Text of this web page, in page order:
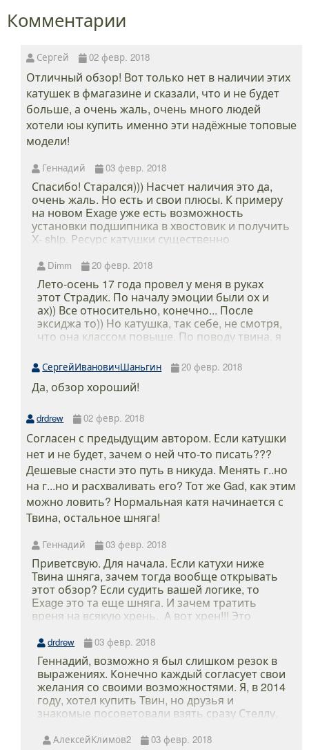
Комментарии
Сергей 02 февр. 2018
Отличный обзор! Вот только нет в наличии этих
катушек в фмагазине и сказали, что и не будет
больше, а очень жаль, очень много людей
хотели юы купить именно эти надёжные топовые
модели!
Геннадий 03 февр. 2018
Спасибо! Старался))) Насчет наличия это да,
очень жаль. Но есть и свои плюсы. К примеру
на новом Exage уже есть возможность
установки подшипника в хвостовик и получить
X- ship. Ресурс катушки существенно
убедился. Хоть и гонял катуху особо не
перегружая, тем не менее из- за износа ротор
начал сильнее люфтить. Сейчас думаю о
новом агрегате, очень охото взять что- то
классом выше например Stradic. Хотя и эта
катуха хрень, так говорят некоторые люди и
все, что ниже твина, это все фигня)))
Dimm 20 февр. 2018
Лето-осень 17 года провел у меня в руках
этот Страдик. По началу эмоции были ох и
ах)) Все относительно, конечно... После
эксиджа то)) Но катушка, так себе, не смотря,
что она классом повыше. По поводу твина, я
потратьте. У друга твин, я им тоже рыбачил.
Хоть денег не жалко будет и абсолютно
другое качество и удовольствие получите.
обязательно обзаведусь твином.
СергейИвановичШаньгин 20 февр. 2018
Да, обзор хороший!
drdrew 02 февр. 2018
Согласен с предыдущим автором. Если катушки
нет и не будет, зачем о ней что-то писать???
Дешевые снасти это путь в никуда. Менять г..но
на г...но и расхваливать его? Тот же Gad, как этим
можно ловить? Нормальная катя начинается с
Твина, остальное шняга!
Геннадий 03 февр. 2018
Приветсвую. Для начала. Если катухи ниже
Твина шняга, зачем тогда вообще открывать
этот обзор? Если судить вашей логике, то
Exage это та еще шняга. И зачем тратить
вреня на всякую хрень. А вот хрен!!! Это
топовый. Конечно, я уверен, что Твин куда
более надежен. Наверное его надежность я и
не оценю никогда. Все потому, что есть
категория людей, которая не может себе
позволить такого рода катушки или попросту
не горит желанием тратить такие бабки на
катуху. Мне к примеру не нужно Твина мне и
Страдика до пенсии хватит. Зачем мне брать
Твин если рыбак выходного дня? Зачем мне
drdrew 03 февр. 2018
Геннадий, возможно я был слишком резок в
выражениях. Конечно каждый согласует свои
желания со своими возможностями. Я, в 2014
году, хотел купить Твин, но друзья и
знакомые посоветовали взять сразу Стеллу,
говоря, офигел! До этого у меня уже был и
АлексейКлимов2 03 февр. 2018